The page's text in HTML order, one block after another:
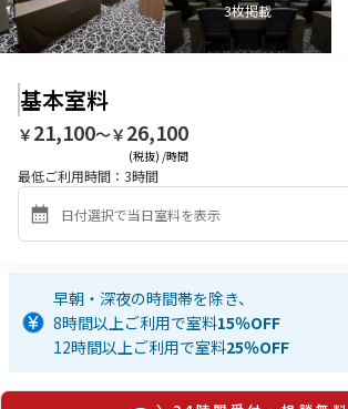
3枚掲載
基本室料
￥ 21,100〜￥ 26,100
(税抜) /時間
最低ご利用時間： 3時間
早朝・深夜の時間帯を除き、
8時間以上ご利用で室料15％OFF
12時間以上ご利用で室料25％OFF